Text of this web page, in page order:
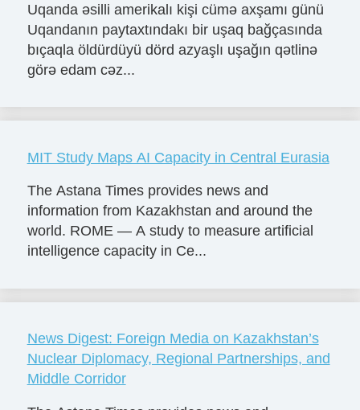
Uqanda əsilli amerikalı kişi cümə axşamı günü
Uqandanın paytaxtındakı bir uşaq bağçasında
bıçaqla öldürdüyü dörd azyaşlı uşağın qətlinə
görə edam cəz...
MIT Study Maps AI Capacity in Central Eurasia
The Astana Times provides news and
information from Kazakhstan and around the
world. ROME — A study to measure artificial
intelligence capacity in Ce...
News Digest: Foreign Media on Kazakhstan’s
Nuclear Diplomacy, Regional Partnerships, and
Middle Corridor